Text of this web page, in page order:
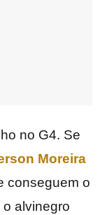
no G4. Se
Moreira
conseguem o
alvinegro